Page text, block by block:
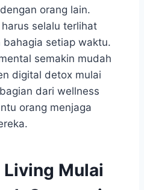
orang lain.
selalu terlihat
setiap waktu.
semakin mudah
digital detox mulai
dari wellness
orang menjaga
Mulai